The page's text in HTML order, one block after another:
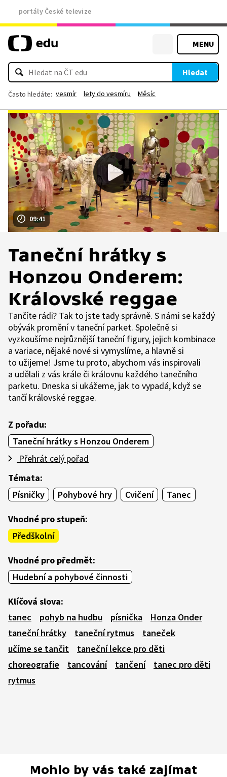
portály České televize
MENU
Hledat
Často hledáte: vesmír lety do vesmíru Měsíc
09:41
Taneční hrátky s
Honzou Onderem:
Královské reggae
Tančíte rádi? Tak to jste tady správně. S námi se každý
obývák promění v taneční parket. Společně si
vyzkoušíme nejrůznější taneční figury, jejich kombinace
a variace, nějaké nové si vymyslíme, a hlavně si
to užijeme! Jsme tu proto, abychom vás inspirovali
a udělali z vás krále či královnu každého tanečního
parketu. Dneska si ukážeme, jak to vypadá, když se
tančí královské reggae.
Z pořadu:
Taneční hrátky s Honzou Onderem
Přehrát celý pořad
Témata:
Písničky
Pohybové hry Cvičení Tanec
Vhodné pro stupeň:
Předškolní
Vhodné pro předmět:
Hudební a pohybové činnosti
Klíčová slova:
tanec
pohyb na hudbu písnička
Honza Onder
taneční hrátky
taneční rytmus
taneček
učíme se tančit
taneční lekce pro děti
choreografie
tancování tančení
tanec pro děti
rytmus
Mohlo by vás také zajímat